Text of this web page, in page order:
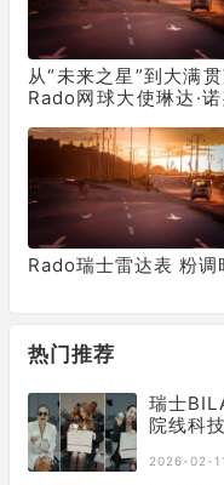
从“未来之星”到大满
Rado网球大使琳达·诺
Rado瑞士雷达表 粉调
热门推荐
瑞士
院线科
2026-02-